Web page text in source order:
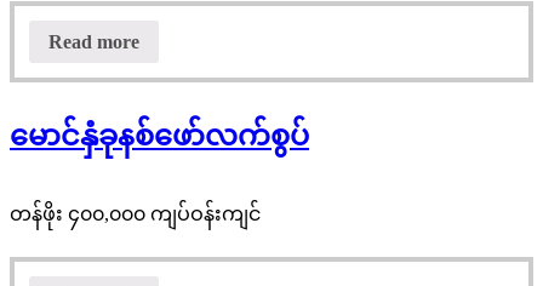
Read more
မောင်နှံခုနစ်ဖော်လက်စွပ်
တန်ဖိုး ၄၀၀,၀၀၀ ကျပ်ဝန်းကျင်